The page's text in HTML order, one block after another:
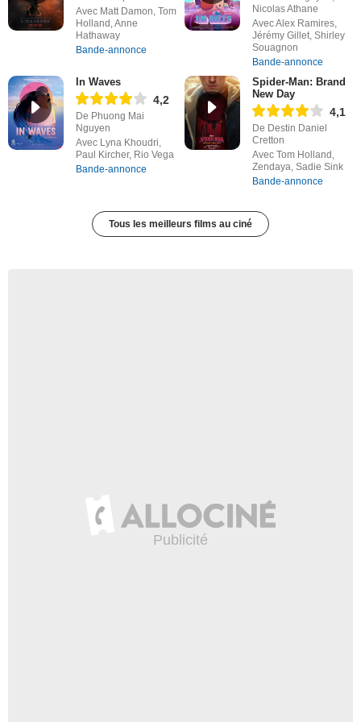
Avec Matt Damon, Tom
Holland, Anne
Hathaway
Bande-annonce
Nicolas Athane
Avec Alex Ramires,
Jérémy Gillet, Shirley
Souagnon
Bande-annonce
In Waves
4,2
De Phuong Mai
Nguyen
Avec Lyna Khoudri,
Paul Kircher, Rio Vega
Bande-annonce
Spider-Man: Brand
New Day
4,1
De Destin Daniel
Cretton
Avec Tom Holland,
Zendaya, Sadie Sink
Bande-annonce
Tous les meilleurs films au ciné